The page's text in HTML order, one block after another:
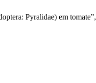
Pyralidae) em tomate”,